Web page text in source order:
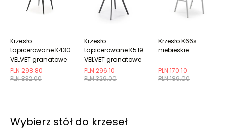
PLN 332.00
PLN 298.80
Krzesło
tapicerowane K430
VELVET granatowe
PLN 329.00
PLN 296.10
Krzesło
tapicerowane K519
VELVET granatowe
obracane
PLN 189.00
PLN 170.10
Krzesło K66s
niebieskie
Wybierz stół do krzeseł